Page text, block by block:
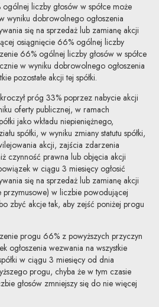
liczby głosów w spółce może
wyniku dobrowolnego ogłoszenia
się na sprzedaż lub zamianę akcji
osiągnięcie 66% ogólnej liczby
66% ogólnej liczby głosów w spółce
w wyniku dobrowolnego ogłoszenia
pozostałe akcji tej spółki.
próg 33% poprzez nabycie akcji
oferty publicznej, w ramach
jako wkładu niepieniężnego,
spółki, w wyniku zmiany statutu spółki,
akcji, zajścia zdarzenia
czynność prawna lub objęcia akcji
w ciągu 3 miesięcy ogłosić
się na sprzedaż lub zamianę akcji
przymusowe) w liczbie powodującej
zbyć akcje tak, aby zejść poniżej progu
progu 66% z powyższych przyczyn
ogłoszenia wezwania na wszystkie
w ciągu 3 miesięcy od dnia
progu, chyba że w tym czasie
głosów zmniejszy się do nie więcej